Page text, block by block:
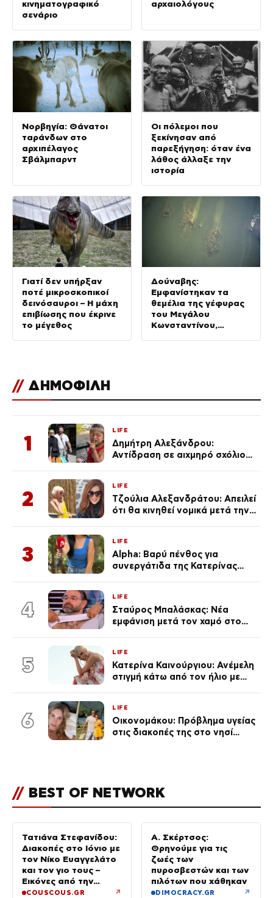
κινηματογραφικό
σενάριο
αρχαιολόγους
Νορβηγία: Θάνατοι
ταράνδων στο
αρχιπέλαγος
Σβάλμπαρντ
Οι πόλεμοι που
ξεκίνησαν από
παρεξήγηση: όταν ένα
λάθος άλλαξε την
ιστορία
Γιατί δεν υπήρξαν
ποτέ μικροσκοπικοί
δεινόσαυροι – Η μάχη
επιβίωσης που έκρινε
το μέγεθος
Δούναβης:
Εμφανίστηκαν τα
θεμέλια της γέφυρας
του Μεγάλου
Κωνσταντίνου,
// ΔΗΜΟΦΙΛΗ
1
LIFE
Δημήτρη Αλεξάνδρου:
Αντίδραση σε αιχμηρό σχόλιο
2
LIFE
Τζούλια Αλεξανδράτου: Απειλεί
ότι θα κινηθεί νομικά μετά την
3
LIFE
Alpha: Βαρύ πένθος για
συνεργάτιδα της Κατερίνας
του Θεού»
4
LIFE
Σταύρος Μπαλάσκας: Νέα
εμφάνιση μετά τον χαμό στο
5
LIFE
Κατερίνα Καινούργιου: Ανέμελη
στιγμή κάτω από τον ήλιο με
6
LIFE
Οικονομάκου: Πρόβλημα υγείας
στις διακοπές της στο νησί
// BEST OF NETWORK
Τατιάνα Στεφανίδου:
Διακοπές στο Ιόνιο με
τον Νίκο Ευαγγελάτο
και τον γιο τους –
Εικόνες από την
Κεφαλονιά
COUSCOUS.GR ↗
Α. Σκέρτσος:
Θρηνούμε για τις
ζωές των
πυροσβεστών και των
πιλότων που χάθηκαν
DIMOCRACY.GR ↗